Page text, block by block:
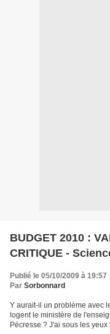
BUDGET 2010 :
CRITIQUE -
Publié le 05/10/2009 à 19:57
Par Sorbonnard
Y aurait-il un problème avec
logent le ministère de
Pécresse ? J'ai sous les